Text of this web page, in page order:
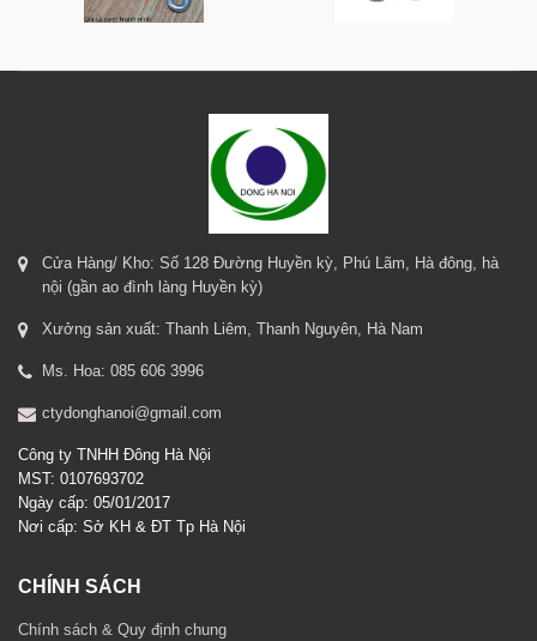
Cửa Hàng/ Kho: Số 128 Đường Huyền kỳ, Phú Lãm, Hà đông, hà
nội (gần ao đình làng Huyền kỳ)
Xưởng sản xuất: Thanh Liêm, Thanh Nguyên, Hà Nam
Ms. Hoa: 085 606 3996
ctydonghanoi@gmail.com
Công ty TNHH Đông Hà Nội
MST: 0107693702
Ngày cấp: 05/01/2017
Nơi cấp: Sở KH & ĐT Tp Hà Nội
CHÍNH SÁCH
Chính sách & Quy định chung